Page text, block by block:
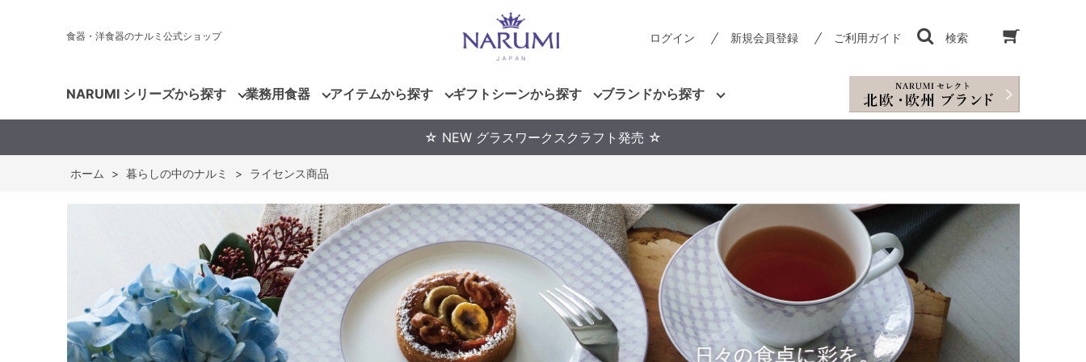
食器・洋食器のナルミ公式ショップ ログイン 新規会員登録 ご利用ガイド 検索
NARUMI シリーズから探す 業務用食器 アイテムから探す ギフトシーンから探す ブランドから探す
☆ NEW グラスワークスクラフト発売 ☆
ホーム > 暮らしの中のナルミ > ライセンス商品